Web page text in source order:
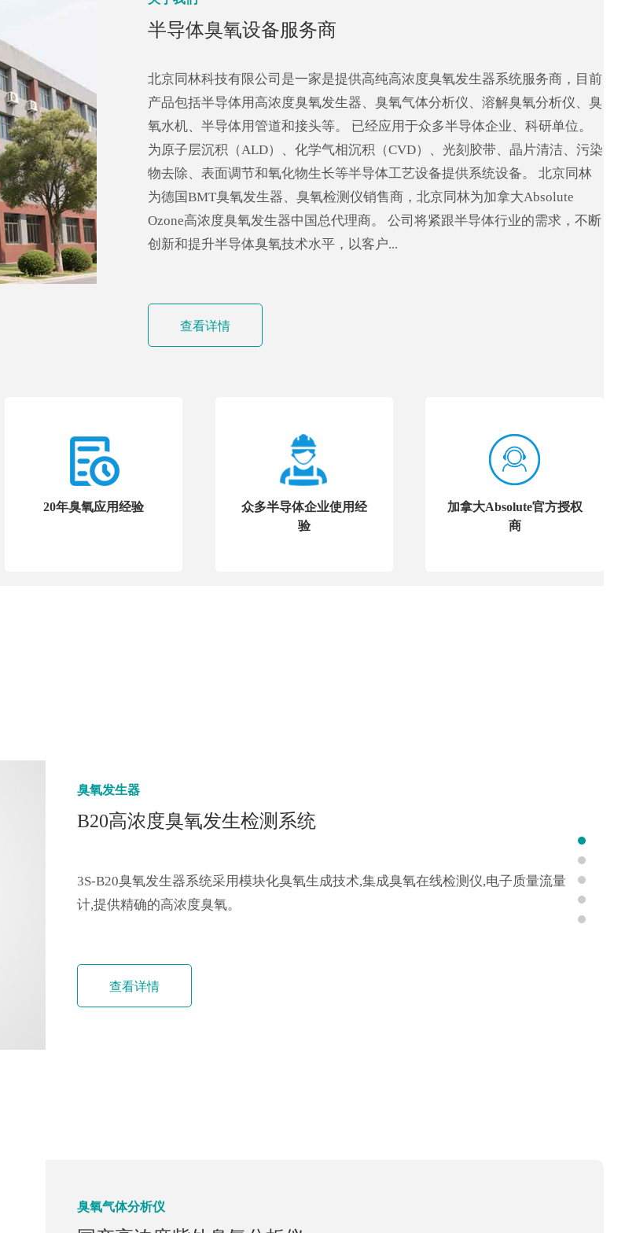
半导体臭氧设备服务商
北京同林科技有限公司是一家是提供高纯高浓度臭氧发生器系统服务商，目前
产品包括半导体用高浓度臭氧发生器、臭氧气体分析仪、溶解臭氧分析仪、臭
氧水机、半导体用管道和接头等。 已经应用于众多半导体企业、科研单位。
为原子层沉积（ALD）、化学气相沉积（CVD）、光刻胶带、晶片清洁、污染
物去除、表面调节和氧化物生长等半导体工艺设备提供系统设备。 北京同林
为德国BMT臭氧发生器、臭氧检测仪销售商，北京同林为加拿大Absolute
Ozone高浓度臭氧发生器中国总代理商。 公司将紧跟半导体行业的需求，不断
创新和提升半导体臭氧技术水平，以客户...
查看详情
20年臭氧应用经验
众多半导体企业使用经
验
加拿大Absolute官方授权
商
臭氧发生器
B20高浓度臭氧发生检测系统
3S-B20臭氧发生器系统采用模块化臭氧生成技术,集成臭氧在线检测仪,电子质量流量
计,提供精确的高浓度臭氧。
查看详情
臭氧发生器
臭氧气体分析仪